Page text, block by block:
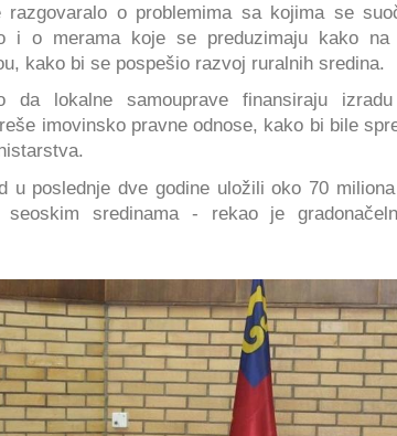
razgovaralo o problemima sa kojima se
i o merama koje se preduzimaju kako
kako bi se pospešio razvoj ruralnih sredina.
lokalne samouprave finansiraju izradu
imovinsko pravne odnose, kako bi bile
u poslednje dve godine uložili oko 70
seoskim sredinama - rekao je